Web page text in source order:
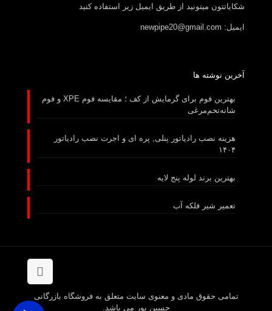
شکایاتتون میتونید از طریق ایمیل زیر استفاده کنید
ایمیل: newpipe20@gmail.com
آخرین نوشته ها
بهترین فوم برای گرمایش از کف ؛ مقایسه فوم XPE و فوم
شانه‌تخم‌مرغی
هزینه نصب رادیاتور پنلی, پره ای و اجرت نصب رادیاتور
۱۴۰۴
بهترین برند لوله پنج لایه
تعمیر شیر فلکه آب
تمامی حقوق مادی و معنوی سایت متعلق به فروشگاه بازرگانی
حسین پور می باشد.